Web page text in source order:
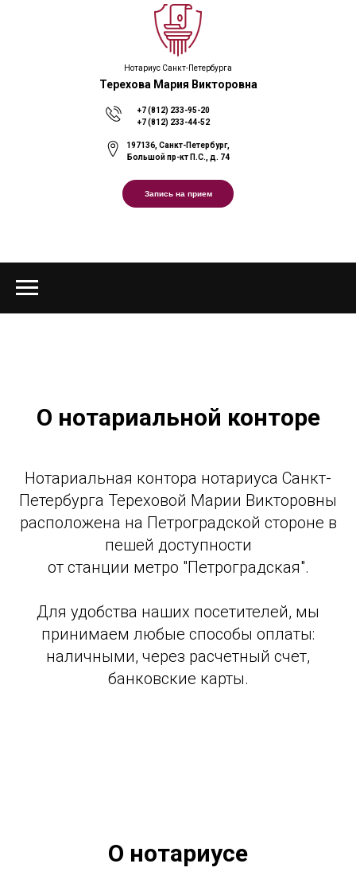
197136, Санкт-Петербург,
Большой пр-кт П.С., д. 74
+7 (812) 233-95-20
+7 (812) 233-44-52
Нотариус Санкт-Петербурга
Терехова Мария Викторовна
Запись на прием
О нотариальной конторе
Нотариальная контора нотариуса Санкт-
Петербурга Тереховой Марии Викторовны
расположена на Петроградской стороне в
пешей доступности
от станции метро "Петроградская".
Для удобства наших посетителей, мы
принимаем любые способы оплаты:
наличными, через расчетный счет,
банковские карты.
О нотариусе